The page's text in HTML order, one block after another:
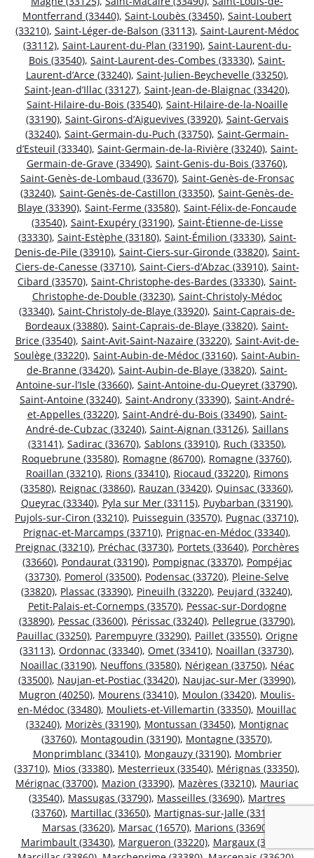
Montferrand (33440), Saint-Loubès (33450), Saint-Loubert
(33210), Saint-Léger-de-Balson (33113), Saint-Laurent-Médoc
(33112), Saint-Laurent-du-Plan (33190), Saint-Laurent-du-
Bois (33540), Saint-Laurent-des-Combes (33330), Saint-
Laurent-d’Arce (33240), Saint-Julien-Beychevelle (33250),
Saint-Jean-d’Illac (33127), Saint-Jean-de-Blaignac (33420),
Saint-Hilaire-du-Bois (33540), Saint-Hilaire-de-la-Noaille
(33190), Saint-Girons-d’Aiguevives (33920), Saint-Gervais
(33240), Saint-Germain-du-Puch (33750), Saint-Germain-
d’Esteuil (33340), Saint-Germain-de-la-Rivière (33240), Saint-
Germain-de-Grave (33490), Saint-Genis-du-Bois (33760),
Saint-Genès-de-Lombaud (33670), Saint-Genès-de-Fronsac
(33240), Saint-Genès-de-Castillon (33350), Saint-Genès-de-
Blaye (33390), Saint-Ferme (33580), Saint-Félix-de-Foncaude
(33540), Saint-Exupéry (33190), Saint-Étienne-de-Lisse
(33330), Saint-Estèphe (33180), Saint-Émilion (33330), Saint-
Denis-de-Pile (33910), Saint-Ciers-sur-Gironde (33820), Saint-
Ciers-de-Canesse (33710), Saint-Ciers-d’Abzac (33910), Saint-
Cibard (33570), Saint-Christophe-des-Bardes (33330), Saint-
Christophe-de-Double (33230), Saint-Christoly-Médoc
(33340), Saint-Christoly-de-Blaye (33920), Saint-Caprais-de-
Bordeaux (33880), Saint-Caprais-de-Blaye (33820), Saint-
Brice (33540), Saint-Avit-Saint-Nazaire (33220), Saint-Avit-de-
Soulège (33220), Saint-Aubin-de-Médoc (33160), Saint-Aubin-
de-Branne (33420), Saint-Aubin-de-Blaye (33820), Saint-
Antoine-sur-l’Isle (33660), Saint-Antoine-du-Queyret (33790),
Saint-Antoine (33240), Saint-Androny (33390), Saint-André-
et-Appelles (33220), Saint-André-du-Bois (33490), Saint-
André-de-Cubzac (33240), Saint-Aignan (33126), Saillans
(33141), Sadirac (33670), Sablons (33910), Ruch (33350),
Roquebrune (33580), Romagne (86700), Romagne (33760),
Roaillan (33210), Rions (33410), Riocaud (33220), Rimons
(33580), Reignac (33860), Rauzan (33420), Quinsac (33360),
Queyrac (33340), Pyla sur Mer (33115), Puybarban (33190),
Pujols-sur-Ciron (33210), Puisseguin (33570), Pugnac (33710),
Prignac-et-Marcamps (33710), Prignac-en-Médoc (33340),
Preignac (33210), Préchac (33730), Portets (33640), Porchères
(33660), Pondaurat (33190), Pompignac (33370), Pompéjac
(33730), Pomerol (33500), Podensac (33720), Pleine-Selve
(33820), Plassac (33390), Pineuilh (33220), Peujard (33240),
Petit-Palais-et-Cornemps (33570), Pessac-sur-Dordogne
(33890), Pessac (33600), Périssac (33240), Pellegrue (33790),
Pauillac (33250), Parempuyre (33290), Paillet (33550), Origne
(33113), Ordonnac (33340), Omet (33410), Noaillan (33730),
Noaillac (33190), Neuffons (33580), Nérigean (33750), Néac
(33500), Naujan-et-Postiac (33420), Naujac-sur-Mer (33990),
Mugron (40250), Mourens (33410), Moulon (33420), Moulis-
en-Médoc (33480), Mouliets-et-Villemartin (33350), Mouillac
(33240), Morizès (33190), Montussan (33450), Montignac
(33760), Montagoudin (33190), Montagne (33570),
Monprimblanc (33410), Mongauzy (33190), Mombrier
(33710), Mios (33380), Mesterrieux (33540), Mérignas (33350),
Mérignac (33700), Mazion (33390), Mazères (33210), Mauriac
(33540), Massugas (33790), Masseilles (33690), Martres
(33760), Martillac (33650), Martignas-sur-Jalle (33127)
Marsas (33620), Marsac (16570), Marions (33690)
Marimbault (33430), Margueron (33220), Margaux (33460)